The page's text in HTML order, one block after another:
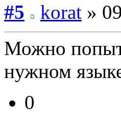
#5
korat »
Можно
нужном
0